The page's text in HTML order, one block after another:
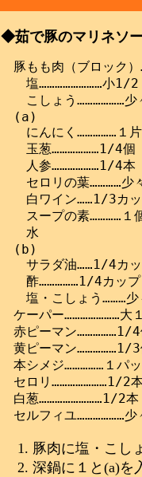
◆茹で豚のマリネソー
豚もも肉（ブロック
塩……………………小1/2
こしょう………………少
(a)
にんにく……………１片
玉葱………………1/4個
人参………………1/4本
セロリの葉…………少
白ワイン……1/3カッ
スープの素…………１
水
(b)
サラダ油……1/4カッ
酢……………1/4カップ
塩・こしょう………少
ケーパー…………………大１
赤ピーマン……………1/4
黄ピーマン……………1/3
本シメジ……………１パ
セロリ…………………1/2
白葱……………………1/2本
豚肉に塩・こし
深鍋に１と(a)を